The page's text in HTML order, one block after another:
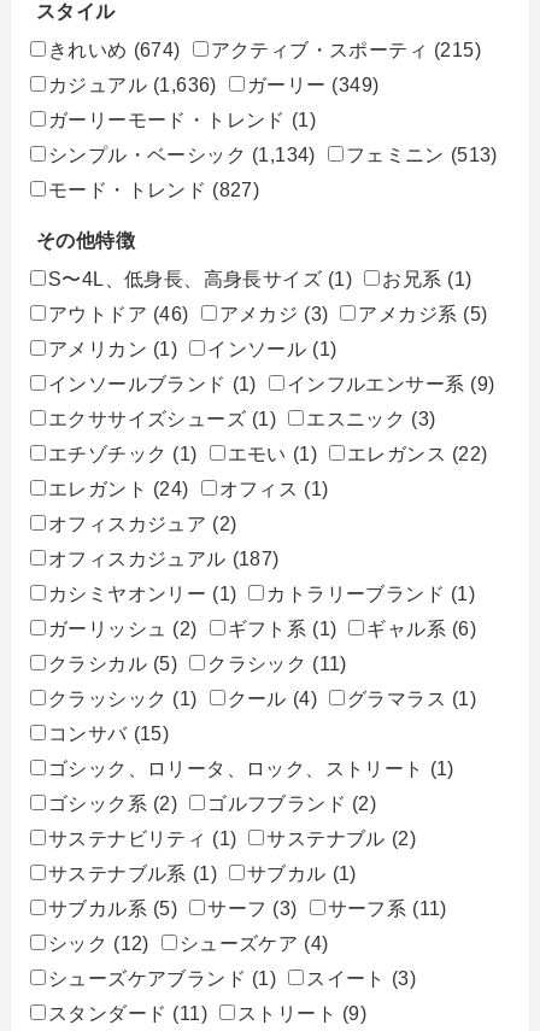
スタイル
きれいめ (674) アクティブ・スポーティ (215)
カジュアル (1,636) ガーリー (349)
ガーリーモード・トレンド (1)
シンプル・ベーシック (1,134) フェミニン (513)
モード・トレンド (827)
その他特徴
S〜4L、低身長、高身長サイズ (1) お兄系 (1)
アウトドア (46) アメカジ (3) アメカジ系 (5)
アメリカン (1) インソール (1)
インソールブランド (1) インフルエンサー系 (9)
エクササイズシューズ (1) エスニック (3)
エチゾチック (1) エモい (1) エレガンス (22)
エレガント (24) オフィス (1)
オフィスカジュア (2)
オフィスカジュアル (187)
カシミヤオンリー (1) カトラリーブランド (1)
ガーリッシュ
(2) ギフト系 (1) ギャル系 (6)
クラシカル (5) クラシック (11)
クラッシック (1) クール (4) グラマラス (1)
コンサバ (15)
ゴシック、ロリータ、ロック、ストリート
(1)
ゴシック系 (2) ゴルフブランド (2)
サステナビリティ (1) サステナブル (2)
サステナブル系 (1) サブカル (1)
サブカル系 (5) サーフ (3) サーフ系 (11)
シック (12) シューズケア (4)
シューズケアブランド (1) スイート
(3)
スタンダード (11) ストリート (9)